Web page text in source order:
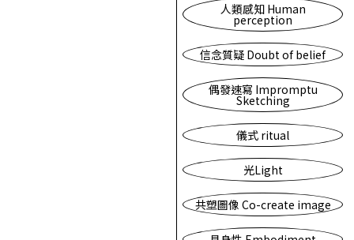
人類感知 Human
perception
信念質疑 Doubt of belief
偶發速寫 Impromptu
Sketching
儀式 ritual
光Light
共塑圖像 Co-create image